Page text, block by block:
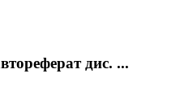
дис. ...